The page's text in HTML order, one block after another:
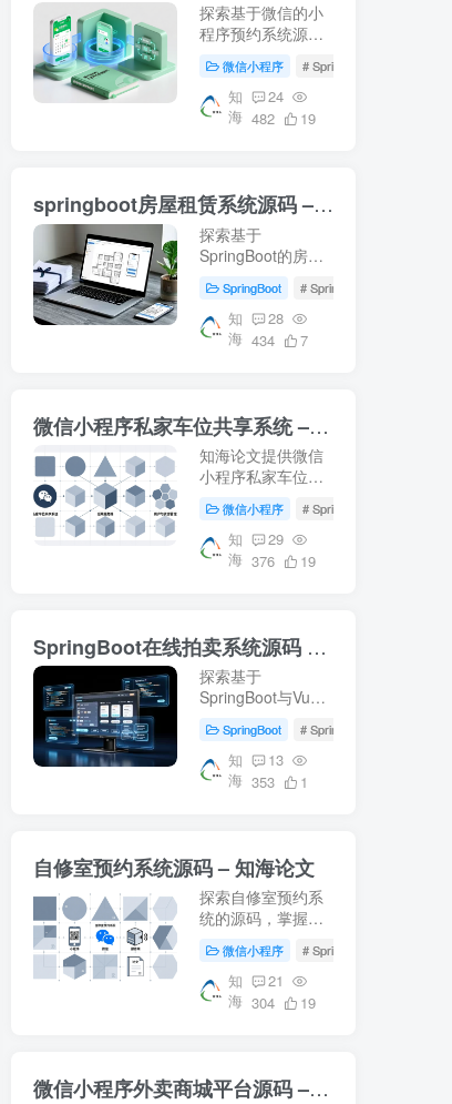
探索基于微信的小
程序预约系统源
码，涵盖前端Vue
与后端SpringBoot
技术栈。适用于音
乐教室管理及高校
你的毕业设计项
目！- 知海论文
微信小程序 # SpringBoot
知
海
24
482
19
springboot房屋租赁系统源码 – 知海论文
探索基于
SpringBoot的房屋
合Vue前端技术，
提供从数据库配置
到系统运行的完整
【知海论文】
SpringBoot # SpringBoot
知
海
28
434
7
微信小程序私家车位共享系统 – 知海论文
知海论文提供微信
小程序私家车位共
方案，包括
SpringBoot后端、
Vue前端及MySQL
下载和部署教程。
微信小程序 # SpringBoot
知
海
29
376
19
SpringBoot在线拍卖系统源码 – 知海论文
探索基于
SpringBoot与Vue
码，适用于毕业设
计及项目实战。涵
盖前端(html, js,
置(jdk1.8+, mysql,
maven)指南。获取
更多开发资料访...
SpringBoot # SpringBoot
知
海
13
353
1
自修室预约系统源码 – 知海论文
探索自修室预约系
统的源码，掌握
SpringBoot、Vue
等核心技术。适合
校园资源管理及毕
业设计参考。【知
微信小程序 # SpringBoot
知
海
21
304
19
微信小程序外卖商城平台源码 – 知海论文